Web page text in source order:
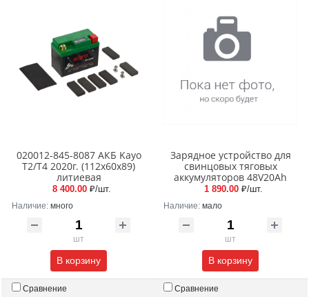
020012-845-8087 АКБ Kayo
T2/T4 2020г. (112x60x89)
литиевая
8 400.00 ₽/шт.
Наличие: много
шт
В корзину
Сравнение
Зарядное устройство для
свинцовых тяговых
аккумуляторов 48V20Ah
1 890.00 ₽/шт.
Наличие: мало
шт
В корзину
Сравнение